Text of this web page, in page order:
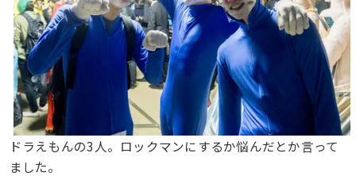
ドラえもんの3人。ロックマンにするか悩んだとか言って
ました。